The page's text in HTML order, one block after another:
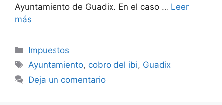
Ayuntamiento de Guadix. En el caso … Leer
más
Categorías
Impuestos
Etiquetas
Ayuntamiento, cobro del ibi, Guadix
Deja un comentario